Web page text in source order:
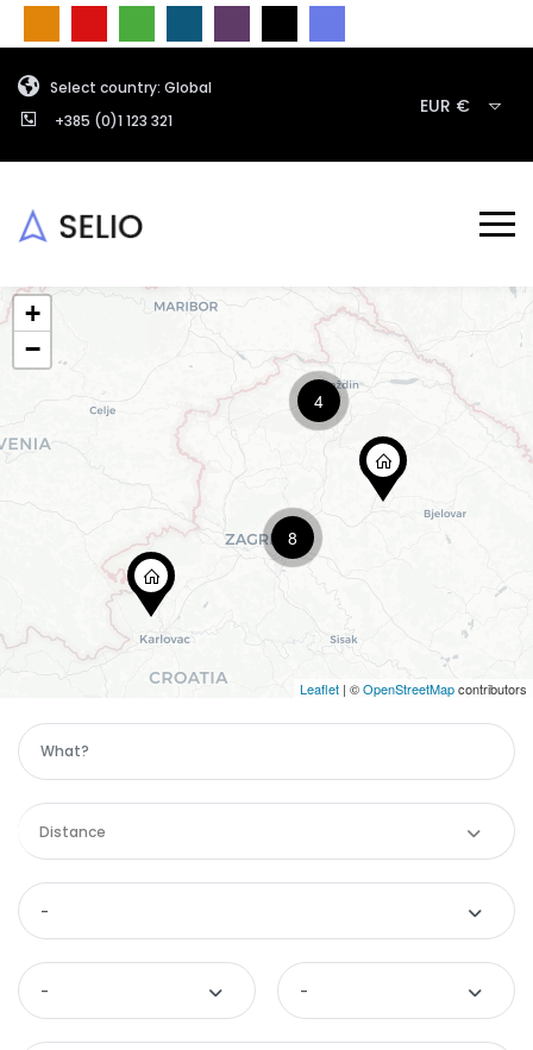
Select country: Global
+385 (0)1 123 321
EUR €
8
4
+
−
Leaflet | ©OpenStreetMapcontributors
Distance
-
- -